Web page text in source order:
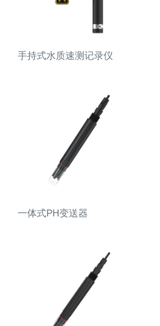
手持式水质速测记录仪
一体式PH变送器